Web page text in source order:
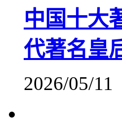
中国十大
代著名皇
2026/05/11